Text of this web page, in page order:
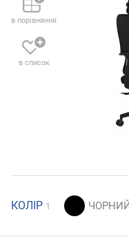
в порівняння
в список
КОЛІР 1